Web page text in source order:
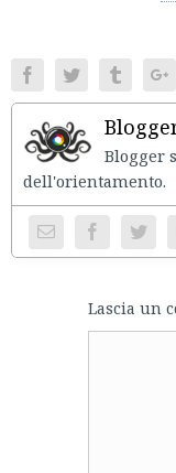
FacebookTwitter Tumblr
Blogger
Lascia un